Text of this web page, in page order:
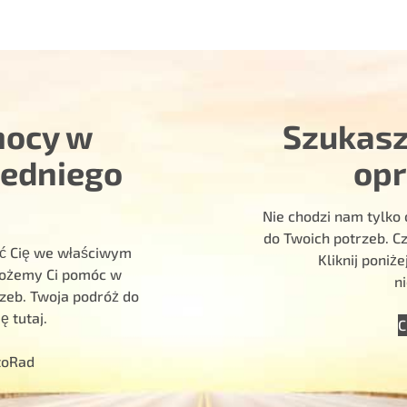
w
Cię we właściwym
Ci pomóc w
Twoja podróż do
tutaj.
Nie chodzi nam
do Twoich potrzeb.
Kliknij